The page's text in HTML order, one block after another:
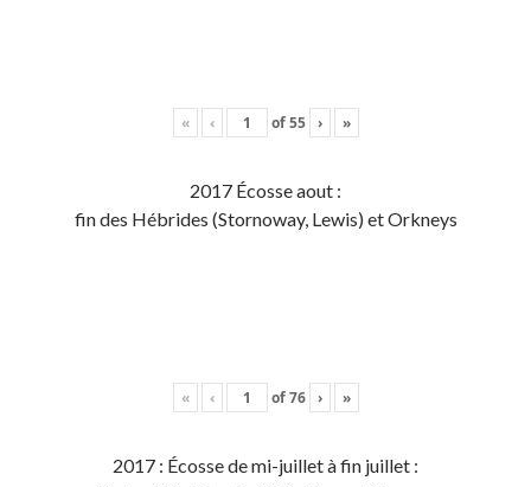
« ‹ of55 › »
2017 Écosse aout :
fin des Hébrides (Stornoway, Lewis) et Orkneys
« ‹ of76 › »
2017 : Écosse de mi-juillet à fin juillet :